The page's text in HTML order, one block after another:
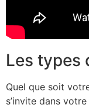
Les types
Quel que soit
s’invite dans